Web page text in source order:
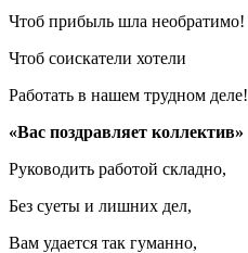
Чтоб прибыль шла необратимо!
Чтоб соискатели хотели
Работать в нашем трудном деле!
«Вас поздравляет коллектив»
Руководить работой складно,
Без суеты и лишних дел,
Вам удается так гуманно,